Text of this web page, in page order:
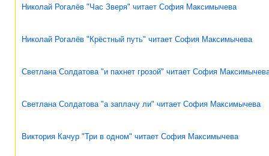
Николай Рогалёв "Час Зверя" читает София Максимычева
Николай Рогалёв "Крёстный путь" читает София Максимычева
Светлана Солдатова "и пахнет грозой" читает София
Светлана Солдатова "а заплачу ли" читает София Максимычева
Виктория Качур "Три в одном" читает София Максимычева